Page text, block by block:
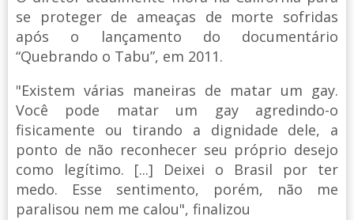
se proteger de ameaças de morte sofridas
após o lançamento do documentário
“Quebrando o Tabu”, em 2011.
"Existem várias maneiras de matar um gay.
Você pode matar um gay agredindo-o
fisicamente ou tirando a dignidade dele, a
ponto de não reconhecer seu próprio desejo
como legítimo. [...] Deixei o Brasil por ter
medo. Esse sentimento, porém, não me
paralisou nem me calou", finalizou